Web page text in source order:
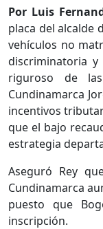
Por Luis
placa del alcalde
vehículos no
discriminatoria
riguroso de
Cundinamarca
incentivos
que el bajo
estrategia
Aseguró Rey
Cundinamarca
puesto que
inscripción.